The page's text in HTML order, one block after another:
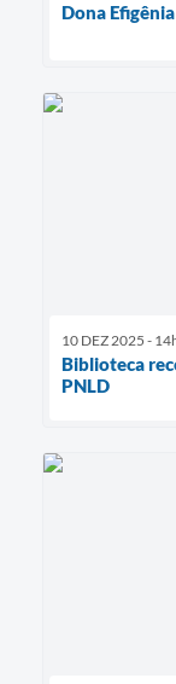
Dona
10 DEZ 2025 -
Biblioteca
PNLD